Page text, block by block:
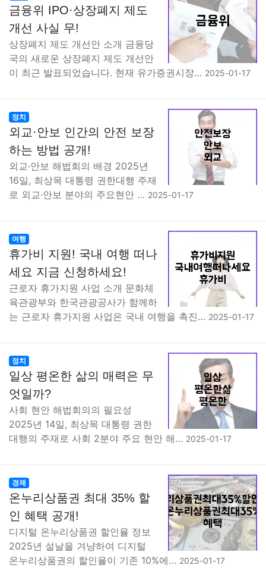
금융위 IPO·상장폐지 제도
개선 사실 무!
상장폐지 제도 개선안 소개 금융당
국의 새로운 상장폐지 제도 개선안
이 최근 발표되었습니다. 현재 유가증권시장… 2025-01-17
정치
외교·안보 인간의 안전 보장
하는 방법 공개!
외교·안보 해법회의 배경 2025년
16일, 최상목 대통령 권한대행 주재
로 외교·안보 분야의 주요현안 … 2025-01-17
여행
휴가비 지원! 국내 여행 떠나
세요 지금 신청하세요!
근로자 휴가지원 사업 소개 문화체
육관광부와 한국관광공사가 함께하
는 근로자 휴가지원 사업은 국내 여행을 촉진… 2025-01-17
정치
일상 평온한 삶의 매력은 무
엇일까?
사회 현안 해법회의의 필요성
2025년 14일, 최상목 대통령 권한
대행의 주재로 사회 2분야 주요 현안 해… 2025-01-17
경제
온누리상품권 최대 35% 할
인 혜택 공개!
디지털 온누리상품권 할인율 정보
2025년 설날을 겨냥하여 디지털
온누리상품권의 할인율이 기존 10%에… 2025-01-17